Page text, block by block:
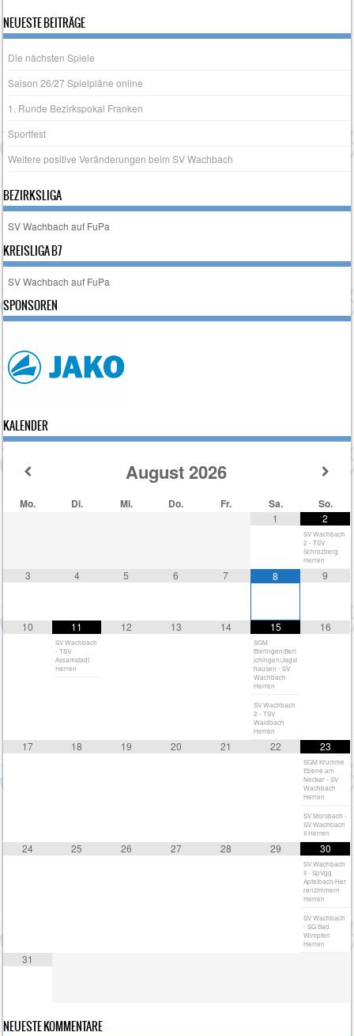
NEUESTE BEITRÄGE
Die nächsten Spiele
Saison 26/27 Spielpläne online
1. Runde Bezirkspokal Franken
Sportfest
Weitere positive Veränderungen beim SV Wachbach
BEZIRKSLIGA
SV Wachbach auf FuPa
KREISLIGA B7
SV Wachbach auf FuPa
SPONSOREN
KALENDER
August 2026
Mo. Di. Mi. Do. Fr. Sa. So.
1 2
SV Wachbach
2 - TSV
Schrozberg
Herren
3 4 5 6 7 8 9
10 11
SV Wachbach
- TSV
Assamstadt
Herren
12 13 14 15
SGM
Bieringen/Berl
ichingen/Jagst
hausen - SV
Wachbach
Herren
SV Wachbach
2 - TSV
Waldbach
Herren
16
17 18 19 20 21 22 23
SGM Krumme
Ebene am
Neckar - SV
Wachbach
Herren
SV Morsbach -
SV Wachbach
II Herren
24 25 26 27 28 29 30
SV Wachbach
II - SpVgg
Apfelbach/Her
renzimmern
Herren
SV Wachbach
- SG Bad
Wimpfen
Herren
31
NEUESTE KOMMENTARE